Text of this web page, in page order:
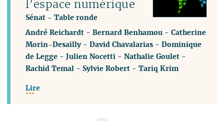
l’espace numérique
Sénat - Table ronde
André Reichardt -Bernard Benhamou -Catherine
Morin-Desailly-David Chavalarias -Dominique
de Legge -Julien Nocetti -Nathalie Goulet -
Rachid Temal -Sylvie Robert -Tariq Krim
Lire